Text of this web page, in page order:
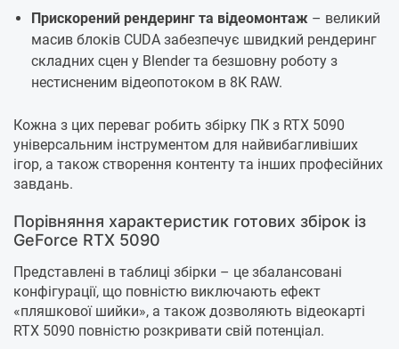
Прискорений рендеринг та відеомонтаж – великий
масив блоків CUDA забезпечує швидкий рендеринг
складних сцен у Blender та безшовну роботу з
нестисненим відеопотоком в 8К RAW.
Кожна з цих переваг робить збірку ПК з RTX 5090
універсальним інструментом для найвибагливіших
ігор, а також створення контенту та інших професійних
завдань.
Порівняння характеристик готових збірок із
GeForce RTX 5090
Представлені в таблиці збірки – це збалансовані
конфігурації, що повністю виключають ефект
«пляшкової шийки», а також дозволяють відеокарті
RTX 5090 повністю розкривати свій потенціал.